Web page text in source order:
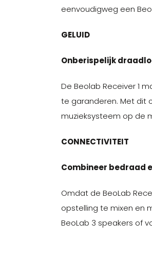
eenvoudigweg een
GELUID
Onberispelijk
De Beolab Receiver 1
te garanderen. Met dit
muzieksysteem op de
CONNECTIVITEIT
Combineer bedraad
Omdat de BeoLab
opstelling te mixen en
BeoLab 3 speakers of